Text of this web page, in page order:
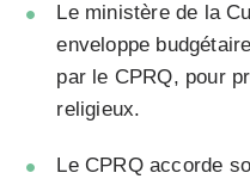
Le ministère de la
enveloppe
par le CPRQ, pour
religieux.
Le CPRQ accorde